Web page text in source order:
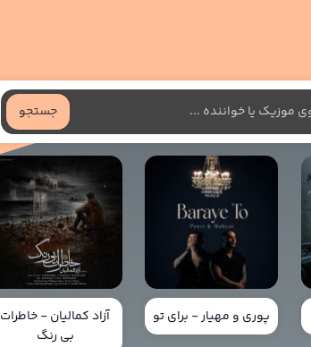
جستجو
پوری و مهیار - برای تو
آزاد کمالیان - خاطرات
بی رنگ